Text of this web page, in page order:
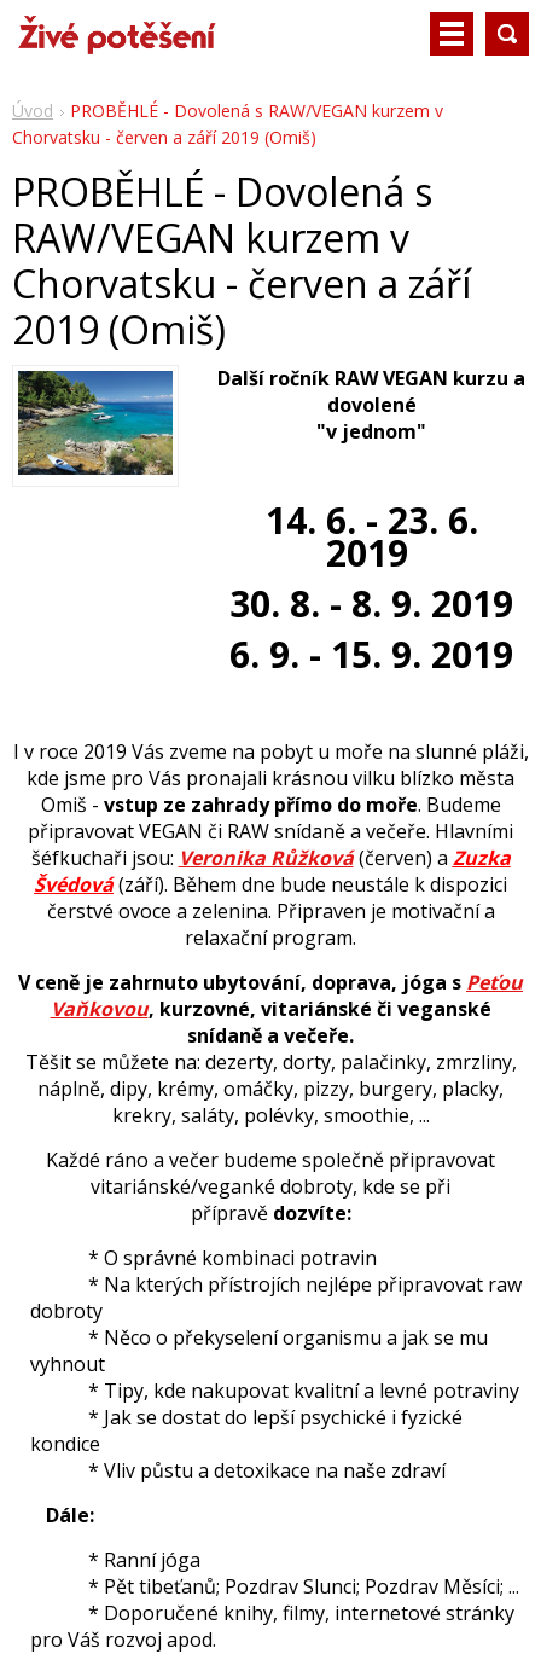
Úvod
PROBĚHLÉ - Dovolená s RAW/VEGAN kurzem v
Chorvatsku - červen a září 2019 (Omiš)
PROBĚHLÉ - Dovolená s
RAW/VEGAN kurzem v
Chorvatsku - červen a září
2019 (Omiš)
Další ročník RAW VEGAN kurzu a
dovolené
"v jednom"
14. 6. - 23. 6.
2019
30. 8. - 8. 9. 2019
6. 9. - 15. 9. 2019
I v roce 2019 Vás zveme na pobyt u moře na slunné pláži,
kde jsme pro Vás pronajali krásnou vilku blízko města
Omiš - vstup ze zahrady přímo do moře. Budeme
připravovat VEGAN či RAW snídaně a večeře. Hlavními
šéfkuchaři jsou: Veronika Růžková(červen) a Zuzka
Švédová(září). Během dne bude neustále k dispozici
čerstvé ovoce a zelenina. Připraven je motivační a
relaxační program.
V ceně je zahrnuto ubytování, doprava, jóga s Peťou
Vaňkovou, kurzovné, vitariánské či veganské
snídaně a večeře.
Těšit se můžete na: dezerty, dorty, palačinky, zmrzliny,
náplně, dipy, krémy, omáčky, pizzy, burgery, placky,
krekry, saláty, polévky, smoothie, ...
Každé ráno a večer budeme společně připravovat
vitariánské/veganké dobroty, kde se při
přípravě dozvíte:
* O správné kombinaci potravin
* Na kterých přístrojích nejlépe připravovat raw
dobroty
* Něco o překyselení organismu a jak se mu
vyhnout
* Tipy, kde nakupovat kvalitní a levné potraviny
* Jak se dostat do lepší psychické i fyzické
kondice
* Vliv půstu a detoxikace na naše zdraví
Dále:
* Ranní jóga
* Pět tibeťanů; Pozdrav Slunci; Pozdrav Měsíci; ...
* Doporučené knihy, filmy, internetové stránky
pro Váš rozvoj apod.